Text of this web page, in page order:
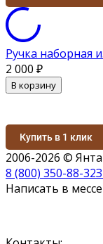
Ручка наборная
2 000 ₽
В корзину
Купить в 1 клик
2006-2026 ©
8 (800) 350-88-32
Написать в